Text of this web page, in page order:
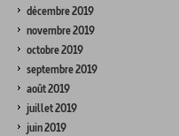
décembre 2019
novembre 2019
octobre 2019
septembre 2019
août 2019
juillet 2019
juin 2019